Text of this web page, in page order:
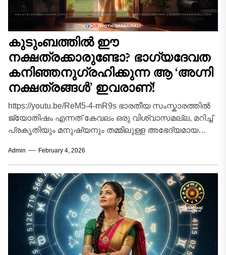
കുടുംബത്തിൽ ഈ
നക്ഷത്രക്കാരുണ്ടോ? ഭാഗ്യദേവത
കനിഞ്ഞനുഗ്രഹിക്കുന്ന ആ ‘അഗ്നി
നക്ഷത്രങ്ങൾ’ ഇവരാണ്!
https://youtu.be/ReM5-4-mR9s ഭാരതീയ സംസ്കാരത്തിൽ
ജ്യോതിഷം എന്നത് കേവലം ഒരു വിശ്വാസമല്ല, മറിച്ച്
പ്രകൃതിയും മനുഷ്യനും തമ്മിലുള്ള അഭേദ്യമായ
കൂടിയാണ്. ആകാശഗംഗയിലെ 27...
Admin February 4, 2026